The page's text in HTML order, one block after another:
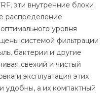
эти внутренние блоки
распределение
уровня
системой фильтрации
бактерии и другие
свежий и чистый
и эксплуатация этих
удобны, а их компактный